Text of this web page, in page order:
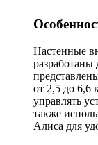
Настенные
разработаны
от 2,5 до 6,6
управлять
также
Алиса для